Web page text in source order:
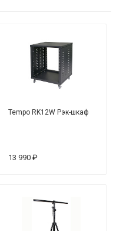
Tempo RK12W Рэк-шкаф
13 990 ₽